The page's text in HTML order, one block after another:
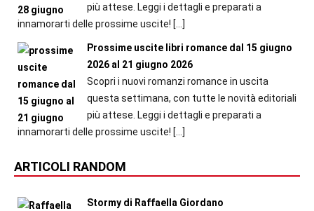
più attese. Leggi i dettagli e preparati a
innamorarti delle prossime uscite! […]
Prossime uscite libri romance dal 15 giugno
2026 al 21 giugno 2026
Scopri i nuovi romanzi romance in uscita
questa settimana, con tutte le novità editoriali
più attese. Leggi i dettagli e preparati a
innamorarti delle prossime uscite! […]
ARTICOLI RANDOM
Stormy di Raffaella Giordano